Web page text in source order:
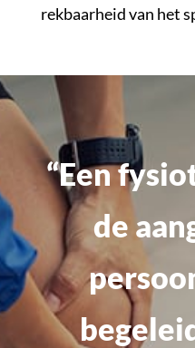
rekbaarheid van het
“Een
de